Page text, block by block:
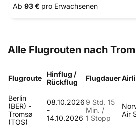
Ab 93 € pro Erwachsenen
Alle Flugrouten nach
Flugroute
Hinflug /
Rückflug
Flugdauer
Berlin
(BER) -
Tromsø
(TOS)
08.10.2026
-
14.10.2026
9 Std. 15
Min. /
1 Stopp
Air